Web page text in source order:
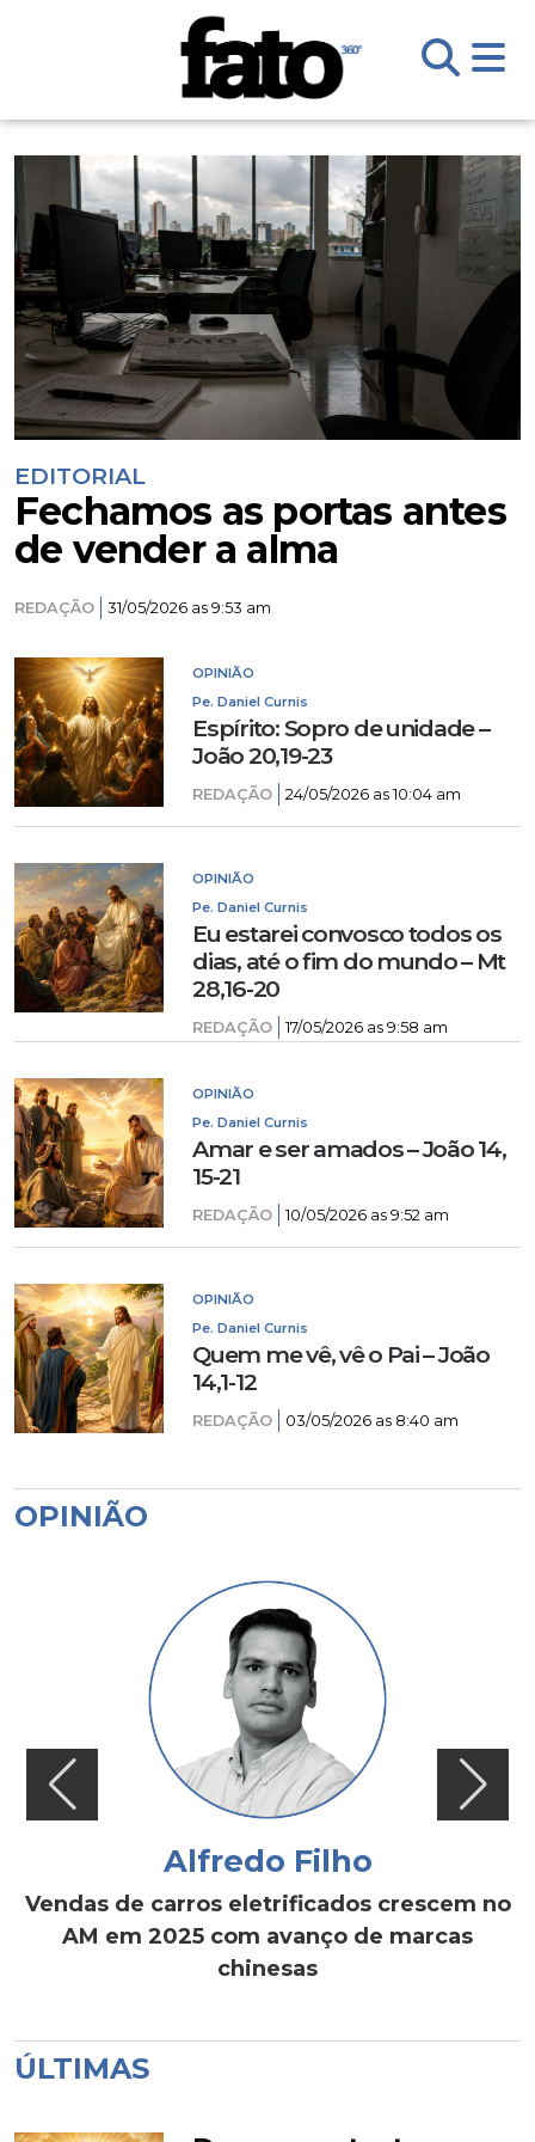
EDITORIAL
Fechamos as portas antes
de vender a alma
REDAÇÃO 31/05/2026 as 9:53 am
OPINIÃO
Pe. Daniel Curnis
Espírito: Sopro de unidade –
João 20,19-23
REDAÇÃO 24/05/2026 as 10:04 am
OPINIÃO
Pe. Daniel Curnis
Eu estarei convosco todos os
dias, até o fim do mundo – Mt
28,16-20
REDAÇÃO 17/05/2026 as 9:58 am
OPINIÃO
Pe. Daniel Curnis
Amar e ser amados – João 14,
15-21
REDAÇÃO 10/05/2026 as 9:52 am
OPINIÃO
Pe. Daniel Curnis
Quem me vê, vê o Pai – João
14,1-12
REDAÇÃO 03/05/2026 as 8:40 am
OPINIÃO
Alfredo Filho
Vendas de carros eletrificados crescem no
AM em 2025 com avanço de marcas
chinesas
ÚLTIMAS